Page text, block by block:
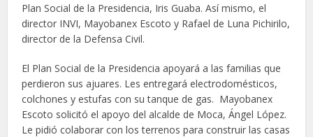
Plan Social de la Presidencia, Iris Guaba. Así mismo, el
director INVI, Mayobanex Escoto y Rafael de Luna Pichirilo,
director de la Defensa Civil.
El Plan Social de la Presidencia apoyará a las familias que
perdieron sus ajuares. Les entregará electrodomésticos,
colchones y estufas con su tanque de gas. Mayobanex
Escoto solicitó el apoyo del alcalde de Moca, Ángel López.
Le pidió colaborar con los terrenos para construir las casas